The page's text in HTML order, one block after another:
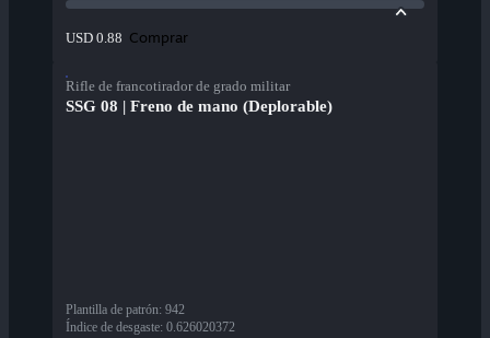
USD 0.88 Comprar
Rifle de francotirador de grado militar
SSG 08 | Freno de mano (Deplorable)
Plantilla de patrón: 942
Índice de desgaste: 0.626020372